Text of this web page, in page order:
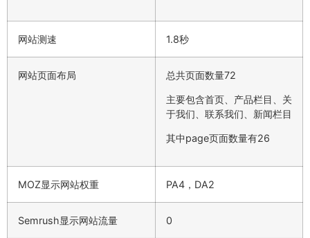
网站测速 1.8秒
网站页面布局 总共页面数量72
主要包含首页、产品栏目、关
于我们、联系我们、新闻栏目
其中page页面数量有26
MOZ显示网站权重 PA4，DA2
Semrush显示网站流量 0